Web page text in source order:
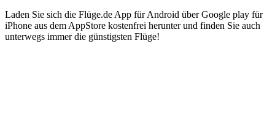
Laden Sie sich die Flüge.de App für Android über Google play für
iPhone aus dem AppStore kostenfrei herunter und finden Sie auch
unterwegs immer die günstigsten Flüge!